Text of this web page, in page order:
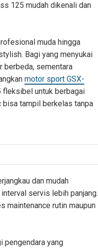
125 mudah dikenali dan
muda hingga
Bagi yang menyukai
berbeda, sementara
motor sport GSX-
fleksibel untuk berbagai
bisa tampil berkelas tanpa
dan mudah
servis lebih panjang.
maintenance rutin maupun
pengendara yang